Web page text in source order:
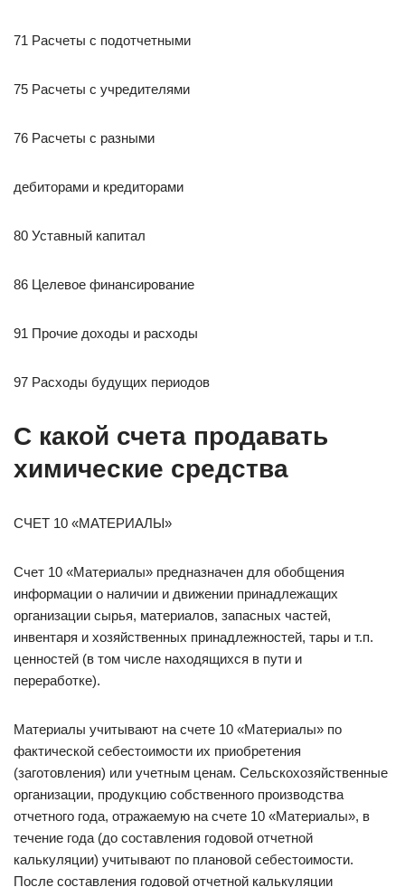
71 Расчеты с подотчетными
75 Расчеты с учредителями
76 Расчеты с разными
дебиторами и кредиторами
80 Уставный капитал
86 Целевое финансирование
91 Прочие доходы и расходы
97 Расходы будущих периодов
С какой счета продавать
химические средства
СЧЕТ 10 «МАТЕРИАЛЫ»
Счет 10 «Материалы» предназначен для обобщения
информации о наличии и движении принадлежащих
организации сырья, материалов, запасных частей,
инвентаря и хозяйственных принадлежностей, тары и т.п.
ценностей (в том числе находящихся в пути и
переработке).
Материалы учитывают на счете 10 «Материалы» по
фактической себестоимости их приобретения
(заготовления) или учетным ценам. Сельскохозяйственные
организации, продукцию собственного производства
отчетного года, отражаемую на счете 10 «Материалы», в
течение года (до составления годовой отчетной
калькуляции) учитывают по плановой себестоимости.
После составления годовой отчетной калькуляции